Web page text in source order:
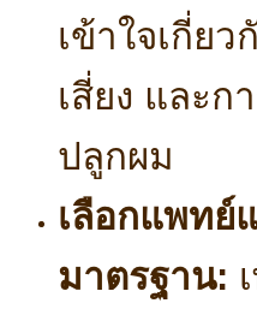
เข้าใจเกี่ย
เสี่ยง และก
ปลูกผม
เลือกแพทย์
มาตรฐาน: